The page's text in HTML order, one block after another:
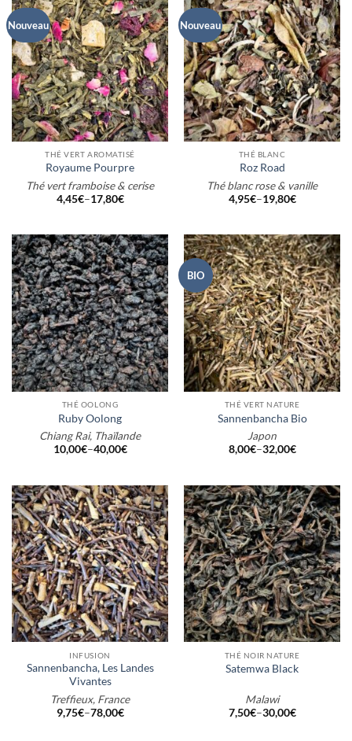
Nouveau
THÉ VERT AROMATISÉ
Royaume Pourpre
Thé vert framboise & cerise
4,45€–17,80€
Nouveau
THÉ BLANC
Roz Road
Thé blanc rose & vanille
4,95€–19,80€
THÉ OOLONG
Ruby Oolong
Chiang Rai, Thaïlande
10,00€–40,00€
BIO
THÉ VERT NATURE
Sannenbancha Bio
Japon
8,00€–32,00€
INFUSION
Sannenbancha, Les Landes
Vivantes
Treffieux, France
9,75€–78,00€
THÉ NOIR NATURE
Satemwa Black
Malawi
7,50€–30,00€